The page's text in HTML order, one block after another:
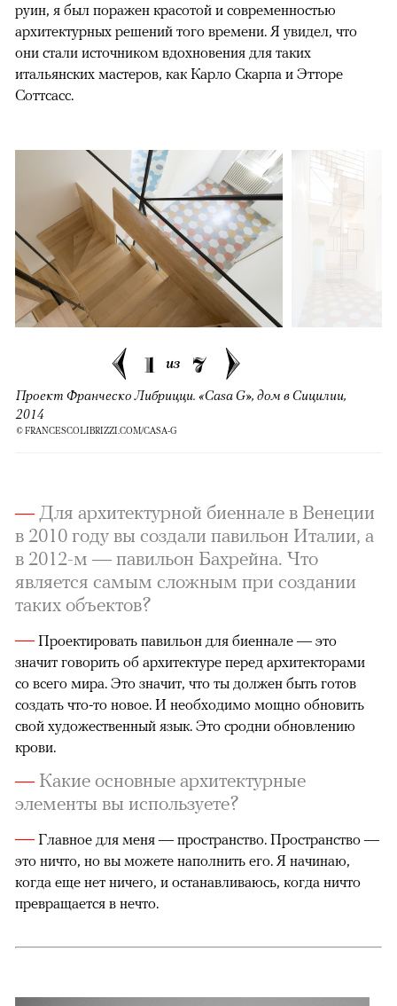
руин, я был поражен красотой и современностью
архитектурных решений того времени. Я увидел, что
они стали источником вдохновения для таких
итальянских мастеров, как Карло Скарпа и Этторе
Соттсасс.
1 из 7
Проект Франческо Либрицци. «Casa G»​, дом в Сицилии,
2014
© FRANCESCOLIBRIZZI.COM/CASA-G
—Для архитектурной биеннале в Венеции
в 2010 году вы создали павильон Италии, а
в 2012-м — павильон Бахрейна. Что
является самым сложным при создании
таких объектов?
—Проектировать павильон для биеннале — это
значит говорить об архитектуре перед архитекторами
со всего мира. Это значит, что ты должен быть готов
создать что-то новое. И необходимо мощно обновить
свой художественный язык. Это сродни обновлению
крови.
—Какие основные архитектурные
элементы вы используете?
—Главное для меня — пространство. Пространство —
это ничто, но вы можете наполнить его. Я начинаю,
когда еще нет ничего, и останавливаюсь, когда ничто
превращается в нечто.